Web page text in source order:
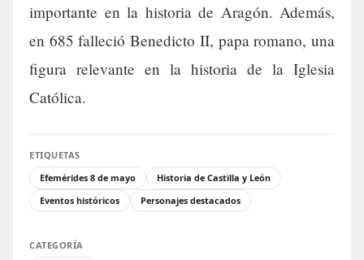
importante en la historia de Aragón. Además,
en 685 falleció Benedicto II, papa romano, una
figura relevante en la historia de la Iglesia
Católica.
ETIQUETAS
Efemérides 8 de mayo
Historia de Castilla y León
Eventos históricos
Personajes destacados
CATEGORÍA